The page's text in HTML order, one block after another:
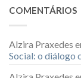
COMENTÁRIOS
Alzira Praxedes
Social: o diálogo